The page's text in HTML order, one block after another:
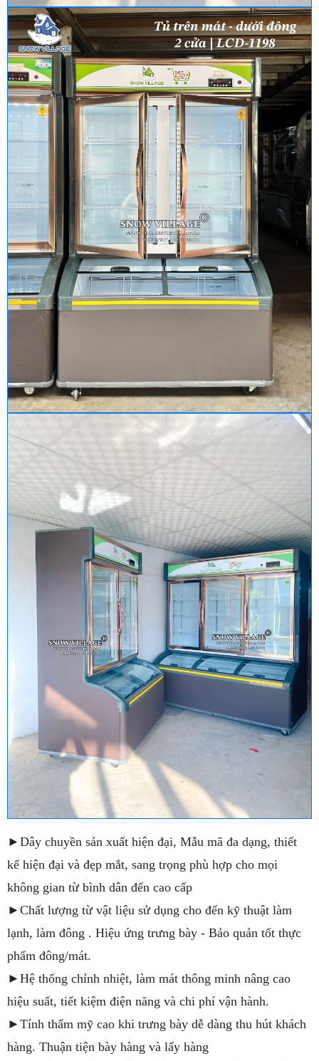
►Dây chuyền sản xuất hiện đại, Mẫu mã đa dạng, thiết
kế hiện đại và đẹp mắt, sang trọng phù hợp cho mọi
không gian từ bình dân đến cao cấp
►Chất lượng từ vật liệu sử dụng cho đến kỹ thuật làm
lạnh, làm đông . Hiệu ứng trưng bày - Bảo quản tốt thực
phẩm đông/mát.
►Hệ thống chỉnh nhiệt, làm mát thông minh nâng cao
hiệu suất, tiết kiệm điện năng và chi phí vận hành.
►Tính thẩm mỹ cao khi trưng bày dễ dàng thu hút khách
hàng. Thuận tiện bày hàng và lấy hàng